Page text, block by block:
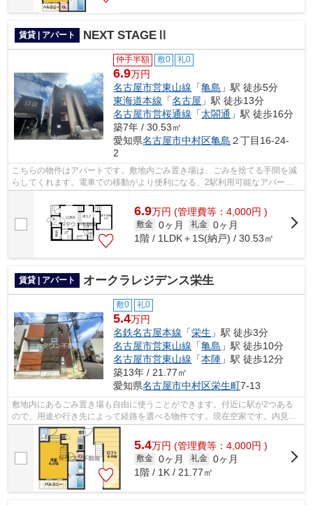
賃貸 | アパート NEXT STAGEⅡ
仲手半額 敷0 礼0
6.9万円
名古屋市営東山線 「亀島 」駅 徒歩5分
東海道本線 「名古屋 」駅 徒歩13分
名古屋市営桜通線 「太閤通 」駅 徒歩16分
築7年 / 30.53㎡
愛知県名古屋市中村区亀島 ２丁目16-24-
2
こちらの物件はアパートです。敷地内ごみ置き場は、ごみを捨てる手間を減
らしてくれます。電車での移動がより便利になる、2駅利用可能なアパート
6.9万円 (管理費等：4,000円 )
敷金 0ヶ月 礼金 0ヶ月
1階 / 1LDK＋1S(納戸) / 30.53㎡
賃貸 | アパート オークラレジデンス栄生
敷0 礼0
5.4万円
名鉄名古屋本線 「栄生 」駅 徒歩3分
名古屋市営東山線 「亀島 」駅 徒歩10分
名古屋市営東山線 「本陣 」駅 徒歩12分
築13年 / 21.77㎡
愛知県名古屋市中村区栄生町7-13
敷地内にあるごみ置き場も自由に使うことができます。付近に駅が2つある
ので、用途や行き先によって経路を選べる物件です。現在空家です。内見等
お気軽にお問い合わせください。ぜひ一...
5.4万円 (管理費等：4,000円 )
敷金 0ヶ月 礼金 0ヶ月
1階 / 1K / 21.77㎡